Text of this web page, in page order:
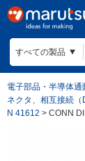
電子部品・半導体
ネクタ、相互接続（
N 41612 > CONN